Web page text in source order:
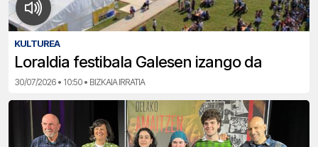
KULTUREA
Loraldia festibala Galesen izango da
30/07/2026 • 10:50 • BIZKAIA IRRATIA